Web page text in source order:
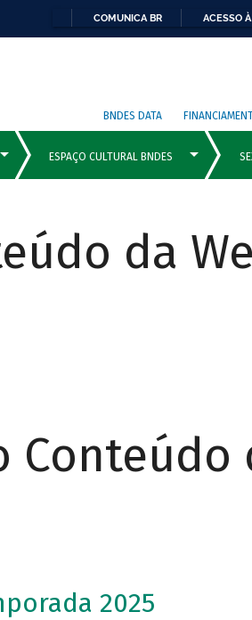
COMUNICA BR ACESSO
BNDES DATA
da
Conteúdo
2025